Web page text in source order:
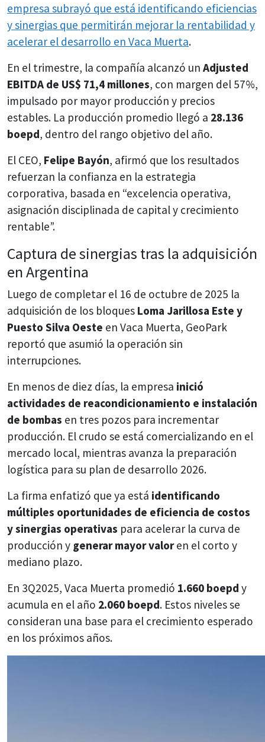
empresa subrayó que está identificando eficiencias
y sinergias que permitirán mejorar la rentabilidad y
acelerar el desarrollo en Vaca Muerta.
En el trimestre, la compañía alcanzó un Adjusted
EBITDA de US$ 71,4 millones, con margen del 57%,
impulsado por mayor producción y precios
estables. La producción promedio llegó a 28.136
boepd, dentro del rango objetivo del año.
El CEO, Felipe Bayón, afirmó que los resultados
refuerzan la confianza en la estrategia
corporativa, basada en “excelencia operativa,
asignación disciplinada de capital y crecimiento
rentable”.
Captura de sinergias tras la adquisición
en Argentina
Luego de completar el 16 de octubre de 2025 la
adquisición de los bloques Loma Jarillosa Este y
Puesto Silva Oeste en Vaca Muerta, GeoPark
reportó que asumió la operación sin
interrupciones.
En menos de diez días, la empresa inició
actividades de reacondicionamiento e instalación
de bombas en tres pozos para incrementar
producción. El crudo se está comercializando en el
mercado local, mientras avanza la preparación
logística para su plan de desarrollo 2026.
La firma enfatizó que ya está identificando
múltiples oportunidades de eficiencia de costos
y sinergias operativas para acelerar la curva de
producción y generar mayor valoren el corto y
mediano plazo.
En 3Q2025, Vaca Muerta promedió 1.660 boepd y
acumula en el año 2.060 boepd. Estos niveles se
consideran una base para el crecimiento esperado
en los próximos años.